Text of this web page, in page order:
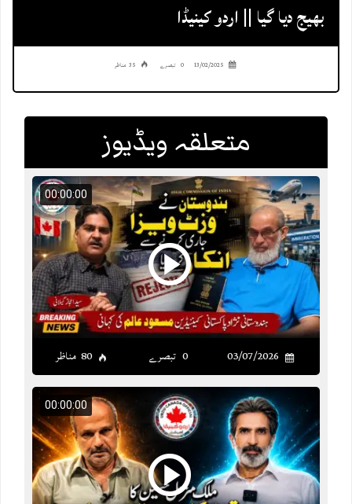
بھیج دیا گیا || اردو کینیڈا
13/02/2025 0 تبصرے 35 مناظر
متعلقہ ویڈیوز
00:00:00
03/07/2026 0 تبصرے 80 مناظر
00:00:00